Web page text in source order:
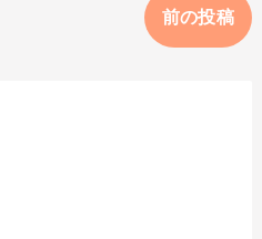
前の投稿